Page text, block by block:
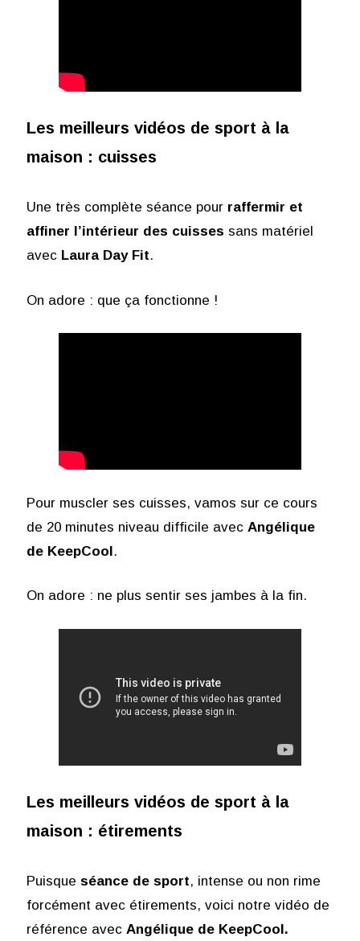
Les meilleurs vidéos de sport à la
maison : cuisses
Une très complète séance pour raffermir et
affiner l’intérieur des cuisses sans matériel
avec Laura Day Fit.
On adore : que ça fonctionne !
Pour muscler ses cuisses, vamos sur ce cours
de 20 minutes niveau difficile avec Angélique
de KeepCool.
On adore : ne plus sentir ses jambes à la fin.
Les meilleurs vidéos de sport à la
maison : étirements
Puisque séance de sport, intense ou non rime
forcément avec étirements, voici notre vidéo de
référence avec Angélique de KeepCool.